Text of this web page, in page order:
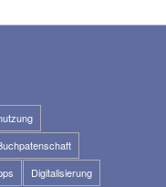
Digitalisierung